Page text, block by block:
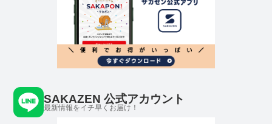
SAKAZEN 公式アカウント
最新情報をイチ早くお届け！